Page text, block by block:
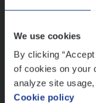
We use cookies
By clicking
of cookies on your
analyze site
Cookie policy